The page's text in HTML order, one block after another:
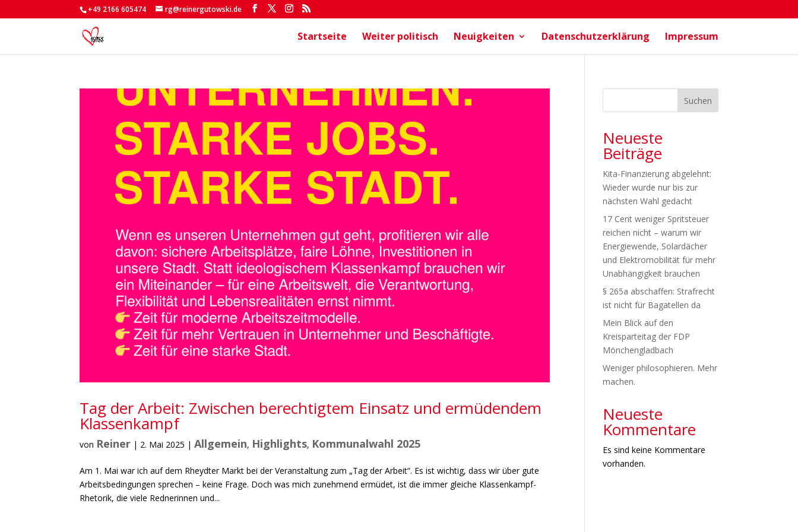
+49 2166 605474 rg@reinergutowski.de
Startseite Weiter politisch Neuigkeiten Datenschutzerklärung Impressum
Tag der Arbeit: Zwischen berechtigtem Einsatz und ermüdendem
Klassenkampf
von Reiner | 2. Mai 2025 |Allgemein, Highlights, Kommunalwahl 2025
Am 1. Mai war ich auf dem Rheydter Markt bei der Veranstaltung zum „Tag der Arbeit“. Es ist wichtig, dass wir über gute
Arbeitsbedingungen sprechen – keine Frage. Doch was mich zunehmend ermüdet, ist die immer gleiche Klassenkampf-
Rhetorik, die viele Rednerinnen und...
Suchen
Neueste
Beiträge
Kita-Finanzierung abgelehnt:
Wieder wurde nur bis zur
nächsten Wahl gedacht
17 Cent weniger Spritsteuer
reichen nicht – warum wir
Energiewende, Solardächer
und Elektromobilität für mehr
Unabhängigkeit brauchen
§ 265a abschaffen: Strafrecht
ist nicht für Bagatellen da
Mein Blick auf den
Kreisparteitag der FDP
Mönchengladbach
Weniger philosophieren. Mehr
machen.
Neueste
Kommentare
Es sind keine Kommentare
vorhanden.